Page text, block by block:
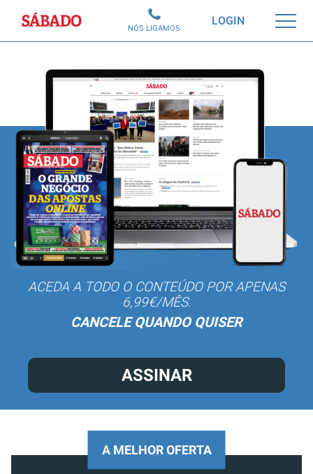
Sábado LOGIN
NÓS LIGAMOS
ACEDA A TODO O CONTEÚDO POR APENAS
6,99€/MÊS.
CANCELE QUANDO QUISER
ASSINAR
A MELHOR OFERTA